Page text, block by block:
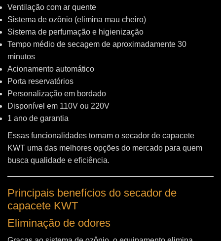
Ventilação com ar quente
Sistema de ozônio (elimina mau cheiro)
Sistema de perfumação e higienização
Tempo médio de secagem de aproximadamente 30
minutos
Acionamento automático
Porta reservatórios
Personalização em bordado
Disponível em 110V ou 220V
1 ano de garantia
Essas funcionalidades tornam o secador de capacete
KWT uma das melhores opções do mercado para quem
busca qualidade e eficiência.
Principais benefícios do secador de
capacete KWT
Eliminação de odores